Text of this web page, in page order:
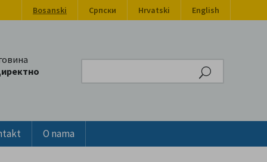
Bosanski Српски Hrvatski English
O nama